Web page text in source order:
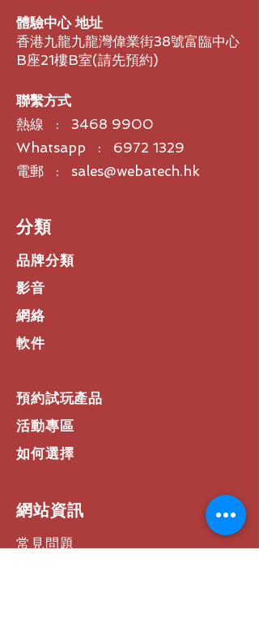
的時間。擴音器開箱即用，可通過
USB 無縫連接至您的筆記本電腦或通
過藍牙連接至您的智能手機。直觀的觸
話、結束通話、靜音和控制音量，同時
藍牙清除功能讓新用戶可以輕鬆連接。
40°C）
電池類型：鋰聚合物電池
充電連接器：Micro USB
麥克風數量：4個心形話筒100Hz-
11KHz
多點：2H2S：保持連接兩部電話並
接聽來自任何一部電話的呼叫
體驗中心 地址
香港九龍九龍灣偉業街38號富臨中心
B座21樓B室​(請先預約)
聯繫方式
熱線 : 3468 9900
Whatsapp : 6972 1329
電郵 : sales@webatech.hk
​分類
品牌分類
影音
網絡
軟件
預約試玩產品
活動專區
如何選擇
​網站資訊
常見問題